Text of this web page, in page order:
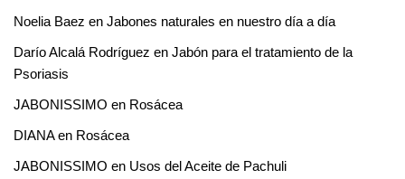
Noelia Baez en Jabones naturales en nuestro día a día
Darío Alcalá Rodríguez en Jabón para el tratamiento de la
Psoriasis
JABONISSIMO en Rosácea
DIANAen Rosácea
JABONISSIMO en Usos del Aceite de Pachuli